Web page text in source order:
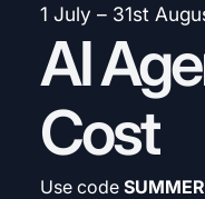
1 July – 31st
AI
Cost
Use code